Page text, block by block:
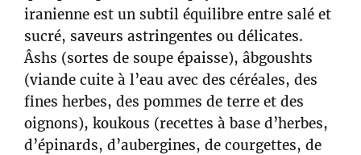
iranienne est un subtil équilibre entre salé et
sucré, saveurs astringentes ou délicates.
Âshs (sortes de soupe épaisse), âbgoushts
(viande cuite à l’eau avec des céréales, des
fines herbes, des pommes de terre et des
oignons), koukous (recettes à base d’herbes,
d’épinards, d’aubergines, de courgettes, de